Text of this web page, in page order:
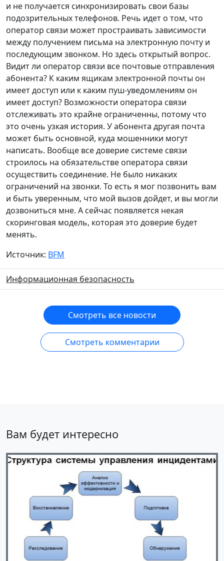
и не получается синхронизировать свои базы
подозрительных телефонов. Речь идет о том, что
оператор связи может простраивать зависимости
между получением письма на электронную почту и
последующим звонком. Но здесь открытый вопрос.
Видит ли оператор связи все почтовые отправления
абонента? К каким ящикам электронной почты он
имеет доступ или к каким пуш-уведомлениям он
имеет доступ? Возможности оператора связи
отслеживать это крайне ограниченны, потому что
это очень узкая история. У абонента другая почта
может быть основной, куда мошенники могут
написать. Вообще все доверие системе связи
строилось на обязательстве оператора связи
осуществить соединение. Не было никаких
ограничений на звонки. То есть я мог позвонить вам
и быть уверенным, что мой вызов дойдет, и вы могли
дозвониться мне. А сейчас появляется некая
скоринговая модель, которая это доверие будет
менять.
Источник: BFM
Информационная безопасность
Смотреть все новости
Смотреть комментарии
Вам будет интересно